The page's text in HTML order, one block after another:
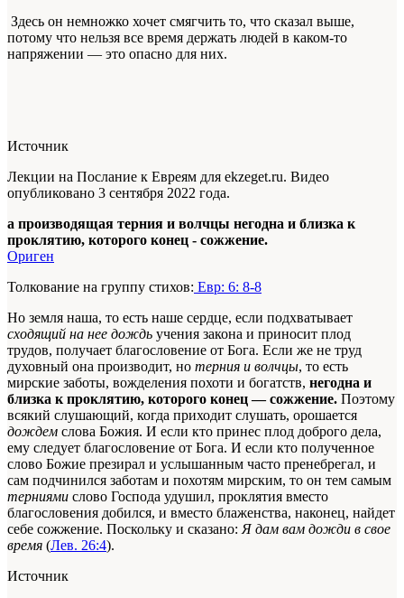
Здесь он немножко хочет смягчить то, что сказал выше,
потому что нельзя все время держать людей в каком-то
напряжении — это опасно для них.
Источник
Лекции на Послание к Евреям для ekzeget.ru. Видео
опубликовано 3 сентября 2022 года.
а производящая терния и волчцы негодна и близка к
проклятию, которого конец - сожжение.
Ориген
Толкование на группу стихов: Евр: 6: 8-8
Но земля наша, то есть наше сердце, если подхватывает
сходящий на нее дождь учения закона и приносит плод
трудов, получает благословение от Бога. Если же не труд
духовный она производит, но терния и волчцы, то есть
мирские заботы, вожделения похоти и богатств, негодна и
близка к проклятию, которого конец — сожжение. Поэтому
всякий слушающий, когда приходит слушать, орошается
дождем слова Божия. И если кто принес плод доброго дела,
ему следует благословение от Бога. И если кто полученное
слово Божие презирал и услышанным часто пренебрегал, и
сам подчинился заботам и похотям мирским, то он тем самым
терниями слово Господа удушил, проклятия вместо
благословения добился, и вместо блаженства, наконец, найдет
себе сожжение. Поскольку и сказано: Я дам вам дожди в свое
время (Лев. 26:4).
Источник